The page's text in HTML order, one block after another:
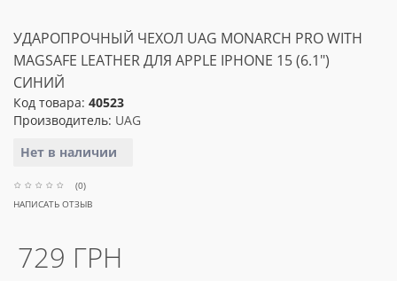
УДАРОПРОЧНЫЙ ЧЕХОЛ UAG MONARCH PRO WITH
MAGSAFE LEATHER ДЛЯ APPLE IPHONE 15 (6.1")
СИНИЙ
Код товара: 40523
Производитель: UAG
Нет в наличии
(0)
НАПИСАТЬ ОТЗЫВ
729 ГРН